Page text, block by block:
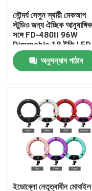
কারখানা পরিদর্শন
গুণমান নিয়ন্ত্রণ
খবর
মামলা
LED ভিডিও স্টুডিও লাইট
সৌন্দর্য সেলুন স্থায়ী মেকআপ
স্টুডিও জন্য ঐচ্ছিক আনুষাঙ্গিক
সঙ্গে FD-480II 96W
Dimmable 18 ইঞ্চি LED
রিং হালকা
অনুসন্ধান পাঠান
ইডোব্লো নেতৃত্বাধীন মোবাইল